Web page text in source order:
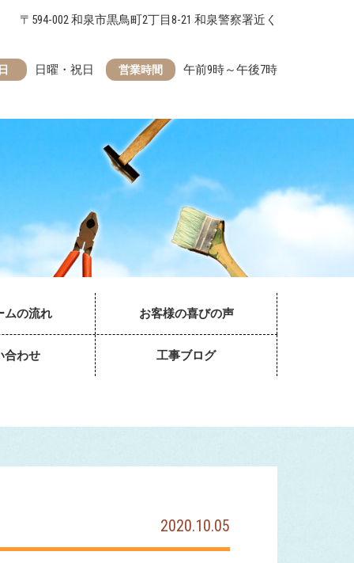
〒594-002 和泉市黒鳥町2丁目8-21 和泉警察署近く
営業時間 午前9時～午後7時
日曜・祝日
ムの流れ お客様の喜びの声
合わせ 工事ブログ
2020.10.05